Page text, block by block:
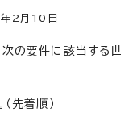
2月10日
の要件に該当する世
先着順）